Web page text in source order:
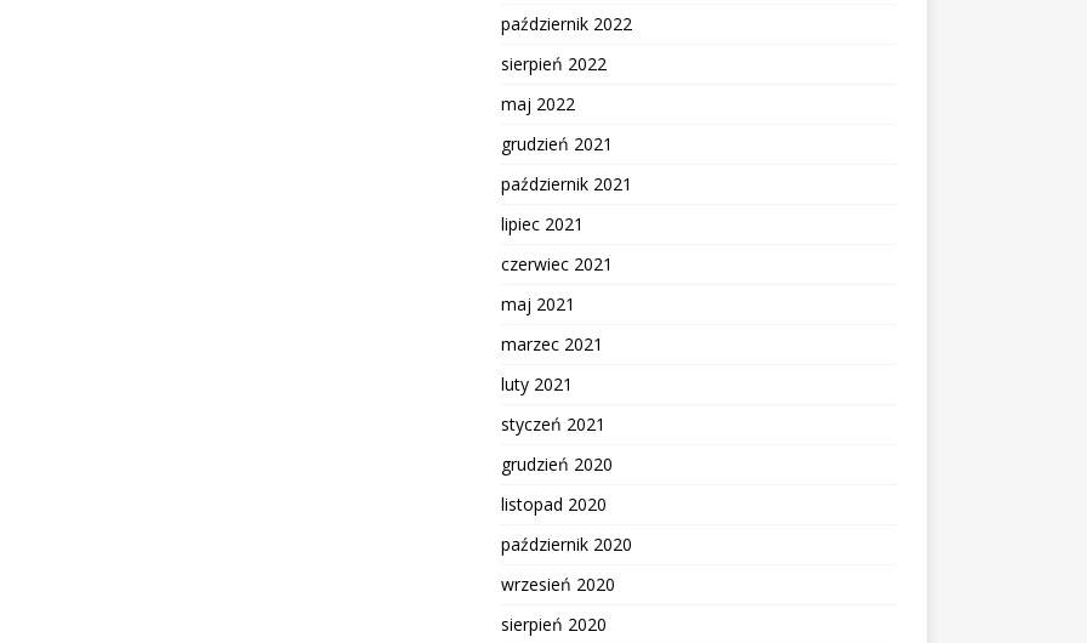
październik 2022
sierpień 2022
maj 2022
grudzień 2021
październik 2021
lipiec 2021
czerwiec 2021
maj 2021
marzec 2021
luty 2021
styczeń 2021
grudzień 2020
listopad 2020
październik 2020
wrzesień 2020
sierpień 2020